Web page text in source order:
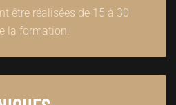
être réalisées de 15 à 30
la formation.